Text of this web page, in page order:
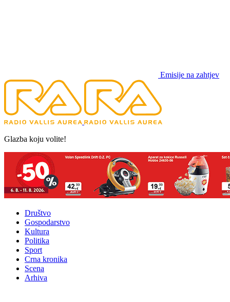
Emisije na zahtjev
Glazba koju volite!
Društvo
Gospodarstvo
Kultura
Politika
Sport
Crna kronika
Scena
Arhiva